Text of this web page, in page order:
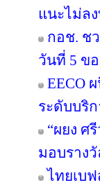
แนะไม่ล
กอช. ช
วันที่ 5 ข
EECO
ระดับบริ
“ผยง ศ
มอบรางวั
ไทยเบ